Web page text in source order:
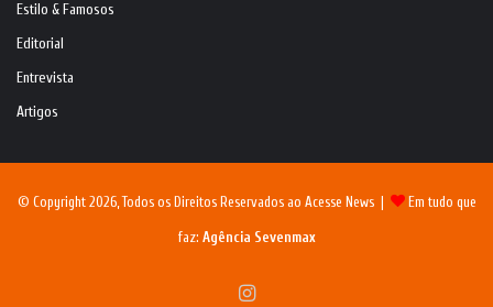
Estilo & Famosos
Editorial
Entrevista
Artigos
© Copyright 2026, Todos os Direitos Reservados ao Acesse News | Em tudo que
faz: Agência Sevenmax
Instagram